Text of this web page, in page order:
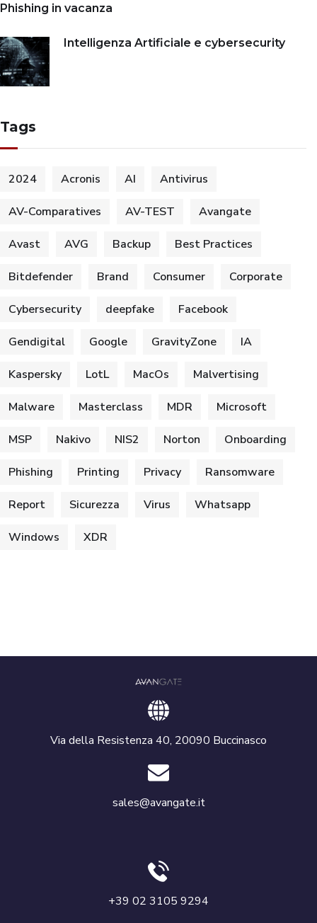
Phishing in vacanza
Intelligenza Artificiale e cybersecurity
Tags
2024 Acronis AI Antivirus
AV-Comparatives AV-TEST Avangate
Avast AVG Backup Best Practices
Bitdefender Brand Consumer Corporate
Cybersecurity deepfake Facebook
Gendigital Google GravityZone IA
Kaspersky LotL MacOs Malvertising
Malware Masterclass MDR Microsoft
MSP Nakivo NIS2 Norton Onboarding
Phishing Printing Privacy Ransomware
Report Sicurezza Virus Whatsapp
Windows XDR
Via della Resistenza 40, 20090 Buccinasco
sales@avangate.it
+39 02 3105 9294